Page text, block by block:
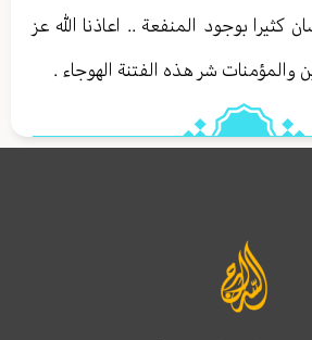
كثيرا بوجود المنفعة .. اعاذنا الله عز
شر هذه الفتنة الهوجاء .